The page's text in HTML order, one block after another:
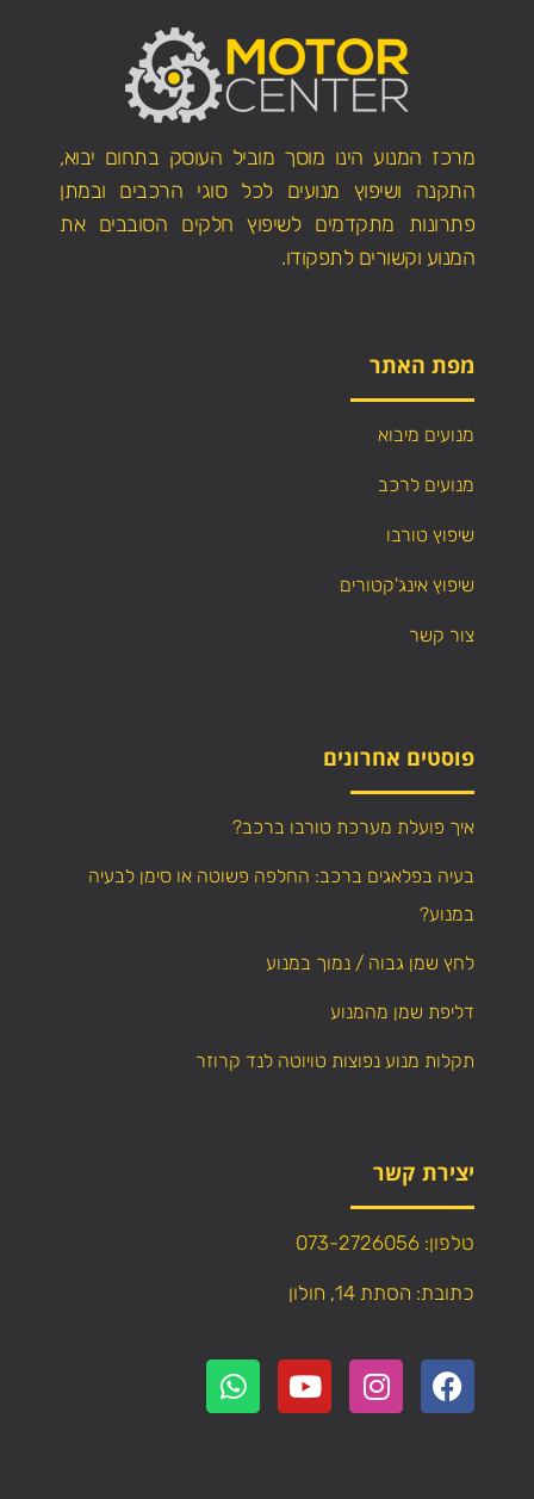
מרכז המנוע הינו מוסך מוביל העוסק בתחום יבוא,
התקנה ושיפוץ מנועים לכל סוגי הרכבים ובמתן
פתרונות מתקדמים לשיפוץ חלקים הסובבים את
המנוע וקשורים לתפקודו.
מפת האתר
מנועים מיבוא
מנועים לרכב
שיפוץ טורבו
שיפוץ אינג'קטורים
צור קשר
פוסטים אחרונים
איך פועלת מערכת טורבו ברכב?
בעיה בפלאגים ברכב: החלפה פשוטה או סימן לבעיה
במנוע?
לחץ שמן גבוה / נמוך במנוע
דליפת שמן מהמנוע
תקלות מנוע נפוצות טויוטה לנד קרוזר
יצירת קשר
טלפון: 073-2726056
כתובת: הסתת 14, חולון